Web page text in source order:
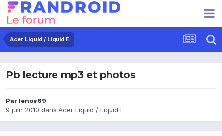
Acer Liquid / Liquid E
Pb lecture mp3 et photos
Par lenos69
9 juin 2010 dans Acer Liquid / Liquid E